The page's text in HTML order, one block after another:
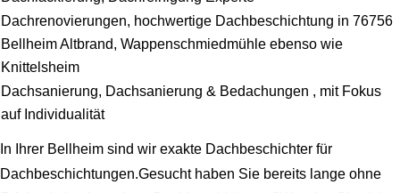
Dachrenovierungen, hochwertige Dachbeschichtung in 76756
Bellheim Altbrand, Wappenschmiedmühle ebenso wie
Knittelsheim
Dachsanierung, Dachsanierung & Bedachungen , mit Fokus
auf Individualität
In Ihrer Bellheim sind wir exakte Dachbeschichter für
Dachbeschichtungen.Gesucht haben Sie bereits lange ohne